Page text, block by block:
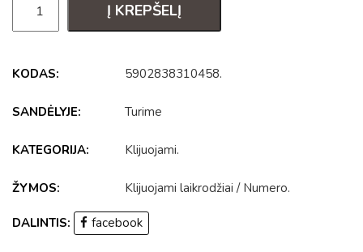
Į KREPŠELĮ
KODAS: 5902838310458.
SANDĖLYJE: Turime
KATEGORIJA: Klijuojami.
ŽYMOS: Klijuojami laikrodžiai / Numero.
DALINTIS: facebook